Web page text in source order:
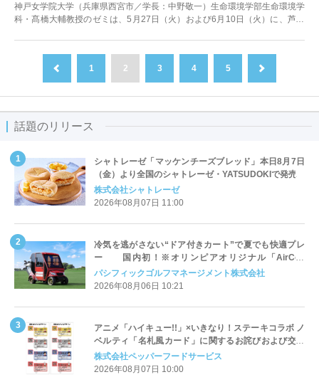
神戸女学院大学（兵庫県西宮市／学長：中野敬一）生命環境学部生命環境学
科・髙橋大輔教授のゼミは、5月27日（火）および6月10日（火）に、芦屋
1 2 3 4 5
話題のリリース
シャトレーゼ「マッケンチーズブレッド」本日8月7日
（金）より全国のシャトレーゼ・YATSUDOKIで発売
株式会社シャトレーゼ
2026年08月07日 11:00
冷気を逃がさない“ドア付きカート”で夏でも快適プレ
ー 国内初！※オリンピアオリジナル「AirCon
Cart（エアコンカート）」導入 | ＰＧＭ
パシフィックゴルフマネージメント株式会社
2026年08月06日 10:21
アニメ「ハイキュー!!」×いきなり！ステーキコラボ ノ
ベルティ「名札風カード」に関するお詫びおよび交換
対応についてのご案内
株式会社ペッパーフードサービス
2026年08月07日 10:00